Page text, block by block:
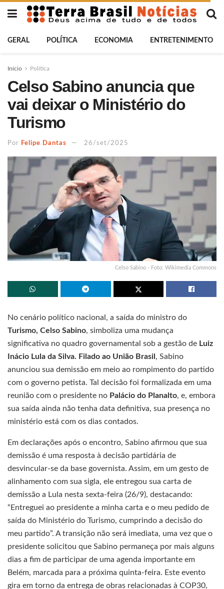
GERAL POLÍTICA ECONOMIA ENTRETENIMENTO
Início Política
Celso Sabino anuncia que
vai deixar o Ministério do
Turismo
Por Felipe Dantas 26/set/2025
Celso Sabino - Foto: Wikimedia Commons
No cenário político nacional, a saída do ministro do
Turismo, Celso Sabino, simboliza uma mudança
significativa no quadro governamental sob a gestão de Luiz
Inácio Lula da Silva. Filado ao União Brasil , Sabino
anunciou sua demissão em meio ao rompimento do partido
com o governo petista. Tal decisão foi formalizada em uma
reunião com o presidente no Palácio do Planalto, e, embora
sua saída ainda não tenha data definitiva, sua presença no
ministério está com os dias contados.
Em declarações após o encontro, Sabino afirmou que sua
demissão é uma resposta à decisão partidária de
desvincular-se da base governista. Assim, em um gesto de
alinhamento com sua sigla, ele entregou sua carta de
demissão a Lula nesta sexta-feira (26/9), destacando:
“Entreguei ao presidente a minha carta e o meu pedido de
saída do Ministério do Turismo, cumprindo a decisão do
meu partido”. A transição não será imediata, uma vez que o
presidente solicitou que Sabino permaneça por mais alguns
dias a fim de participar de uma agenda importante em
Belém, marcada para a próxima quinta-feira. Este evento
gira em torno da entrega de obras relacionadas à COP30,